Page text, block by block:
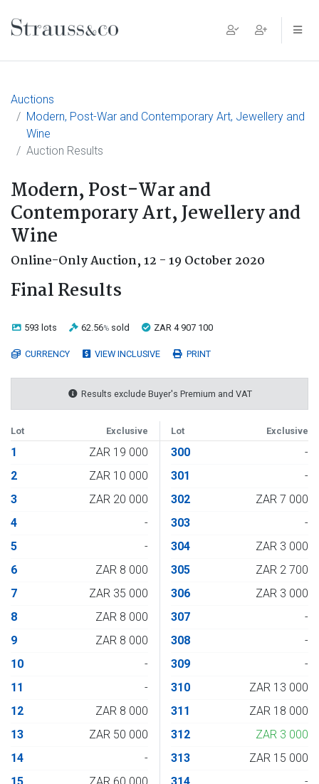
Main Navigation
Auctions
Modern, Post-War and Contemporary Art, Jewellery and
Wine
Auction Results
Modern, Post-War and
Contemporary Art, Jewellery and
Wine
Online-Only Auction,12 - 19 October 2020
Final Results
593 lots 62.56% sold ZAR 4 907 100
CURRENCY VIEW INCLUSIVE PRINT
Results exclude Buyer's Premium and VAT
Lot Exclusive Lot Exclusive
1
ZAR 19 000
2
ZAR 10 000
3
ZAR 20 000
4
-
5
-
6
ZAR 8 000
7
ZAR 35 000
8
ZAR 8 000
9
ZAR 8 000
10
-
11
-
12
ZAR 8 000
13
ZAR 50 000
14
-
300
-
301
-
302
ZAR 7 000
303
-
304
ZAR 3 000
305
ZAR 2 700
306
ZAR 3 000
307
-
308
-
309
-
310
ZAR 13 000
311
ZAR 18 000
312
ZAR 3 000
313
ZAR 15 000